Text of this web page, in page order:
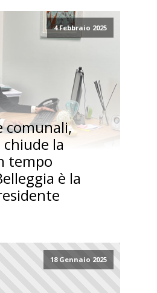
4 Febbraio 2025
comunali,
la
tempo
è la
18 Gennaio 2025